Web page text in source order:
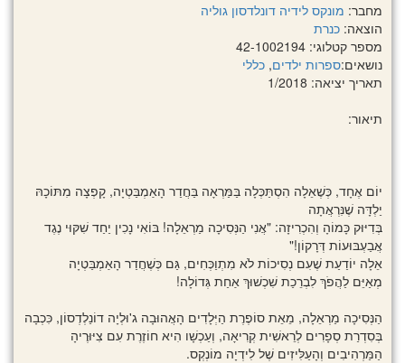
מחבר: מונקס לידיה דונלדסון גוליה
הוצאה: כנרת
מספר קטלוגי: 42-1002194
נושאים:ספרות ילדים, כללי
תאריך יציאה: 1/2018
תיאור:
יוֹם אֶחָד, כְּשֶׁאֵלָה הִסְתַּכְּלָה בַּמַּרְאָה בַּחֲדַר הָאַמְבַּטְיָה, קָפְצָה מִתּוֹכָהּ
יַלְדָּה שֶׁנִּרְאֲתָה
בְּדִיּוּק כָּמוֹהָ וְהִכְרִיזָה: "אֲנִי הַנְּסִיכָה מַרְאֵלָה! בּוֹאִי נָכִין יַחַד שִׁקּוּי נֶגֶד
אֲבַעְבּוּעוֹת דְּרָקוֹן!"
אֵלָה יוֹדַעַת שֶׁעִם נְסִיכוֹת לֹא מִתְוַכְּחִים, גַּם כְּשֶׁחֲדַר הָאַמְבַּטְיָה
מְאַיֵּם לַהֲפֹךְ לִבְרֵכַת שִׁכְשׁוּךְ אַחַת גְּדוֹלָה!
הַנְּסִיכָה מַרְאֵלָה, מֵאֵת סוֹפֶרֶת הַיְּלָדִים הָאֲהוּבָה ג'וּלְיָה דוֹנַלְדְסוֹן, כִּכְבָה
בְּסִדְרַת סְפָרִים לְרֵאשִׁית קְרִיאָה, וְעַכְשָׁו הִיא חוֹזֶרֶת עִם צִיּוּרֶיהָ
הַמַּרְהִיבִים וְהָעַלִּיזִים שֶׁל לִידְיָה מוֹנְקְס.